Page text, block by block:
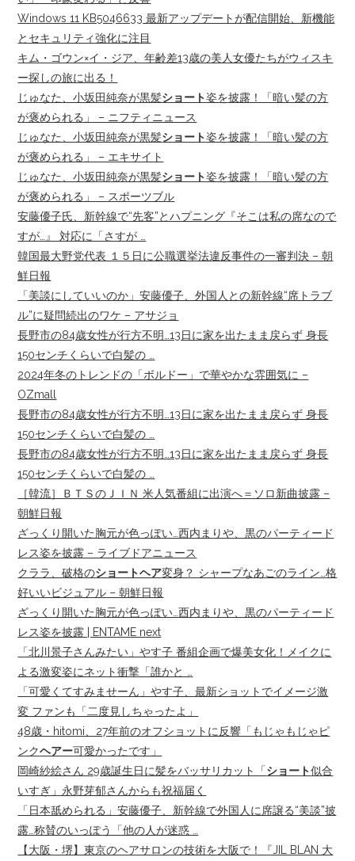
Windows 11 KB5046633 最新アップデートが配信開始、新機能
とセキュリティ強化に注目
キム・ゴウン×イ・ジア、年齢差13歳の美人女優たちがウィスキ
ー探しの旅に出る！
じゅなた、小坂田純奈が黒髪ショート姿を披露！「暗い髪の方
が褒められる」 – ニフティニュース
じゅなた、小坂田純奈が黒髪ショート姿を披露！「暗い髪の方
が褒められる」 – エキサイト
じゅなた、小坂田純奈が黒髪ショート姿を披露！「暗い髪の方
が褒められる」 – スポーツブル
安藤優子氏、新幹線で“先客”とハプニング『そこは私の席なので
すが…』 対応に「さすが …
韓国最大野党代表 １５日に公職選挙法違反事件の一審判決 – 朝
鮮日報
「美談にしていいのか」安藤優子、外国人との新幹線“席トラブ
ル”に疑問続出のワケ – アサジョ
長野市の84歳女性が行方不明…13日に家を出たまま戻らず 身長
150センチくらいで白髪の …
2024年冬のトレンドの「ボルドー」で華やかな雰囲気に –
OZmall
長野市の84歳女性が行方不明…13日に家を出たまま戻らず 身長
150センチくらいで白髪の …
長野市の84歳女性が行方不明…13日に家を出たまま戻らず 身長
150センチくらいで白髪の …
［韓流］ＢＴＳのＪＩＮ 米人気番組に出演へ＝ソロ新曲披露 –
朝鮮日報
ざっくり開いた胸元が色っぽい…西内まりや、黒のパーティード
レス姿を披露 – ライブドアニュース
クララ、破格のショートヘア変身？ シャープなあごのライン…格
好いいビジュアル – 朝鮮日報
ざっくり開いた胸元が色っぽい…西内まりや、黒のパーティード
レス姿を披露 | ENTAME next
「北川景子さんみたい」やす子 番組企画で爆美女化！メイクに
よる激変姿にネット衝撃「誰かと …
「可愛くてすみませーん」やす子、最新ショットでイメージ激
変 ファンも「二度見しちゃったよ」
48歳・hitomi、27年前のオフショットに反響「もじゃもじゃピ
ンクヘアー可愛かったです」
岡崎紗絵さん 29歳誕生日に髪をバッサリカット「ショート似合
いすぎ」永野芽郁さんからも祝福届く
「日本舐められる」安藤優子、新幹線で外国人に席譲る“美談”披
露…称賛のいっぽう「他の人が迷惑 …
【大阪・堺】東京のヘアサロンの技術を大阪で！『JIL BLAN 大